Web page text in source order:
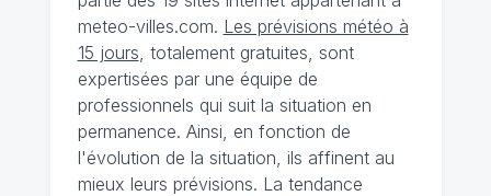
meteo-villes.com. Les prévisions météo à
15 jours , totalement gratuites, sont
expertisées par une équipe de
professionnels qui suit la situation en
permanence. Ainsi, en fonction de
l'évolution de la situation, ils affinent au
mieux leurs prévisions. La tendance